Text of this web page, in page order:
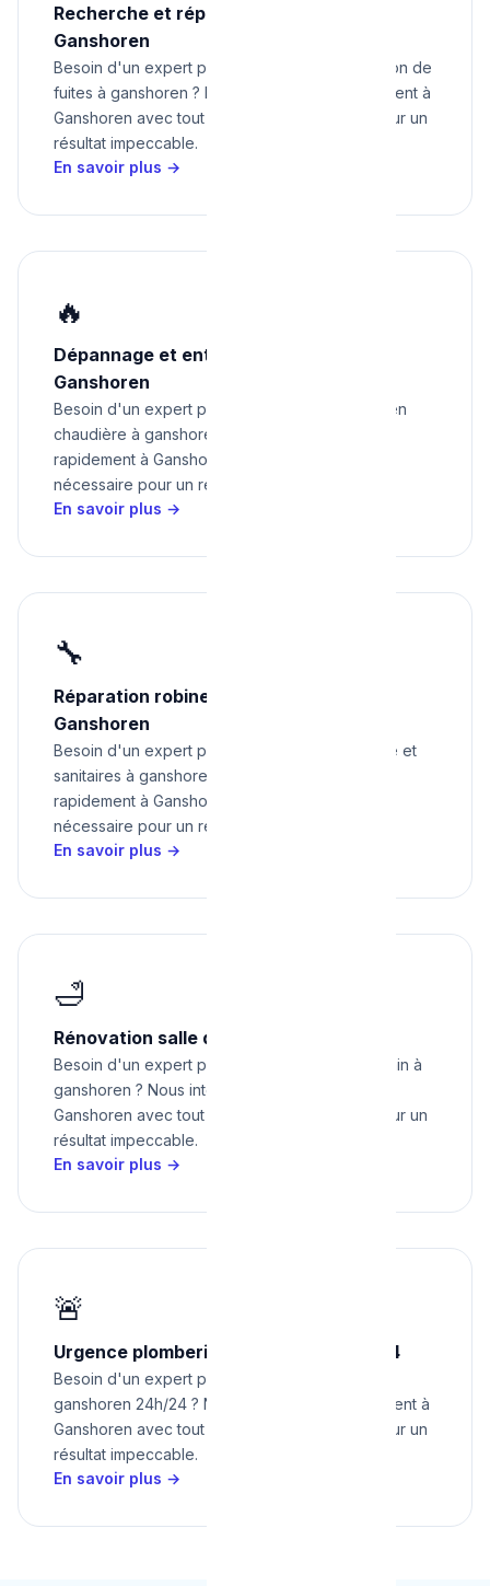
Recherche et réparation de fuites à
Ganshoren
Besoin d'un expert pour recherche et réparation de
fuites à ganshoren ? Nous intervenons rapidement à
Ganshoren avec tout le matériel nécessaire pour un
résultat impeccable.
En savoir plus →
🔥
Dépannage et entretien chaudière à
Ganshoren
Besoin d'un expert pour dépannage et entretien
chaudière à ganshoren ? Nous intervenons
rapidement à Ganshoren avec tout le matériel
nécessaire pour un résultat impeccable.
En savoir plus →
🔧
Réparation robinetterie et sanitaires à
Ganshoren
Besoin d'un expert pour réparation robinetterie et
sanitaires à ganshoren ? Nous intervenons
rapidement à Ganshoren avec tout le matériel
nécessaire pour un résultat impeccable.
En savoir plus →
🛁
Rénovation salle de bain à Ganshoren
Besoin d'un expert pour rénovation salle de bain à
ganshoren ? Nous intervenons rapidement à
Ganshoren avec tout le matériel nécessaire pour un
résultat impeccable.
En savoir plus →
🚨
Urgence plomberie à Ganshoren 24h/24
Besoin d'un expert pour urgence plomberie à
ganshoren 24h/24 ? Nous intervenons rapidement à
Ganshoren avec tout le matériel nécessaire pour un
résultat impeccable.
En savoir plus →